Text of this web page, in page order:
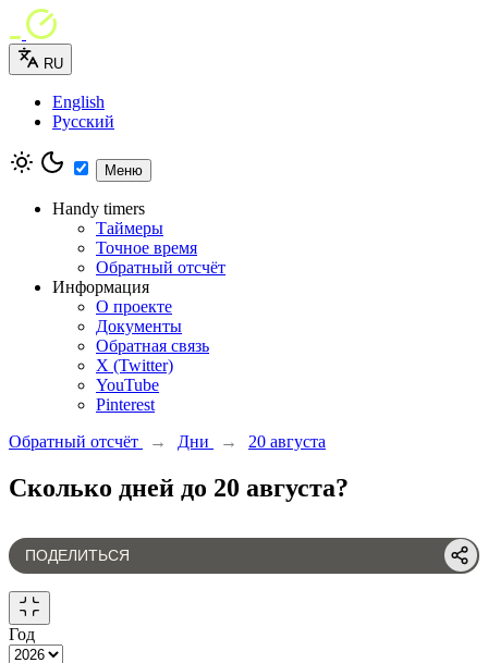
RU
English
Русский
Меню
Handy timers
Таймеры
Точное время
Обратный отсчёт
Информация
О проекте
Документы
Обратная связь
X (Twitter)
YouTube
Pinterest
Обратный отсчёт
→ Дни → 20 августа
Сколько дней до 20 августа?
ПОДЕЛИТЬСЯ
Год